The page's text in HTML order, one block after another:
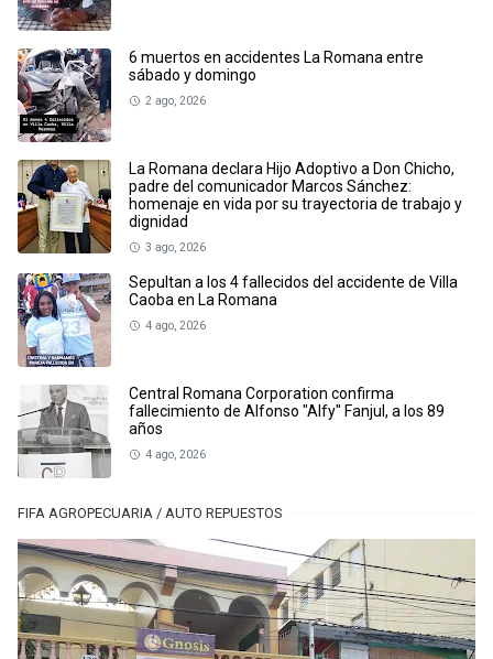
6 muertos en accidentes La Romana entre
sábado y domingo
2 ago, 2026
La Romana declara Hijo Adoptivo a Don Chicho,
padre del comunicador Marcos Sánchez:
homenaje en vida por su trayectoria de trabajo y
dignidad
3 ago, 2026
Sepultan a los 4 fallecidos del accidente de Villa
Caoba en La Romana
4 ago, 2026
Central Romana Corporation confirma
fallecimiento de Alfonso "Alfy" Fanjul, a los 89
años
4 ago, 2026
FIFA AGROPECUARIA / AUTO REPUESTOS